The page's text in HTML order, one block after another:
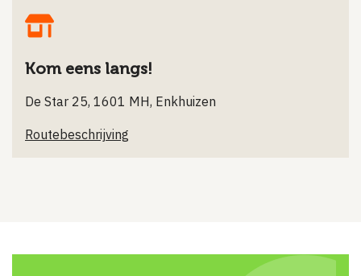
Kom eens langs!
De Star 25, 1601 MH, Enkhuizen
Routebeschrijving